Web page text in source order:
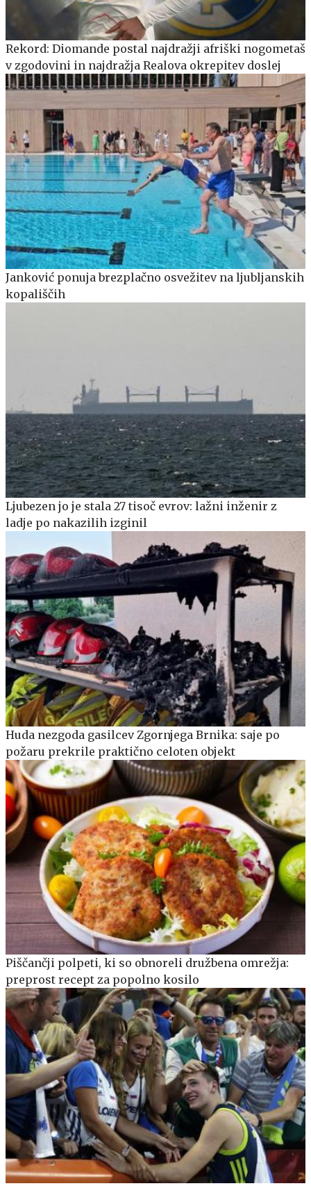
Rekord: Diomande postal najdražji afriški nogometaš
v zgodovini in najdražja Realova okrepitev doslej
Janković ponuja brezplačno osvežitev na ljubljanskih
kopališčih
Ljubezen jo je stala 27 tisoč evrov: lažni inženir z
ladje po nakazilih izginil
Huda nezgoda gasilcev Zgornjega Brnika: saje po
požaru prekrile praktično celoten objekt
Piščančji polpeti, ki so obnoreli družbena omrežja:
preprost recept za popolno kosilo